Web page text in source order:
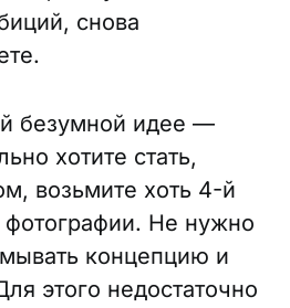
снова
безумной идее —
хотите стать,
возьмите хоть 4-й
фотографии. Не нужно
концепцию и
этого недостаточно